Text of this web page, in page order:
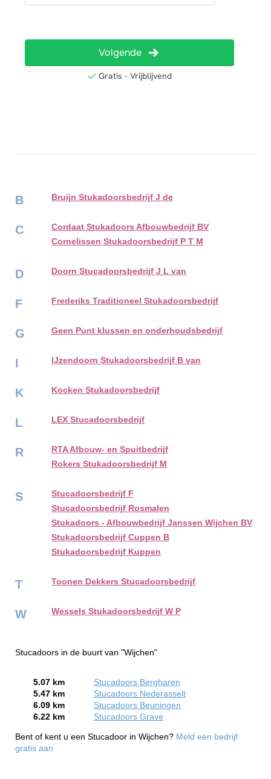
B Bruijn Stukadoorsbedrijf J de
C
Cordaat Stukadoors Afbouwbedrijf BV
Cornelissen Stukadoorsbedrijf P T M
D Doorn Stucadoorsbedrijf J L van
F Frederiks Traditioneel Stukadoorsbedrijf
G Geen Punt klussen en onderhoudsbedrijf
I IJzendoorn Stukadoorsbedrijf B van
K Kocken Stukadoorsbedrijf
L LEX Stucadoorsbedrijf
R
RTA Afbouw- en Spuitbedrijf
Rokers Stukadoorsbedrijf M
S
Stucadoorsbedrijf F
Stucadoorsbedrijf Rosmalen
Stukadoors - Afbouwbedrijf Janssen Wijchen BV
Stukadoorsbedrijf Cuppen B
Stukadoorsbedrijf Kuppen
T Toonen Dekkers Stucadoorsbedrijf
W Wessels Stukadoorsbedrijf W P
Stucadoors in de buurt van "Wijchen"
5.07 km
Stucadoors Bergharen
5.47 km
Stucadoors Nederasselt
6.09 km
Stucadoors Beuningen
6.22 km
Stucadoors Grave
Bent of kent u een Stucadoor in Wijchen? Meld een bedrijf
gratis aan